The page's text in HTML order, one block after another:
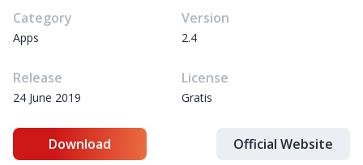
Category
Apps
Version
2.4
Release
24 June 2019
License
Gratis
Download Official Website